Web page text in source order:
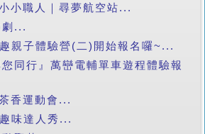
小職人｜尋夢航空站...
劇...
親子體驗營(二)開始報名囉~...
您同行』萬巒電輔單車遊程體驗報
香運動會...
味達人秀...